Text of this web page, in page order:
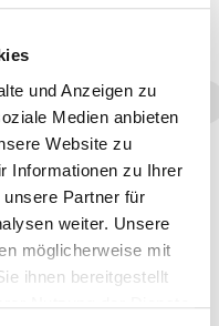
und Anzeigen zu
Medien anbieten
Website zu
Informationen zu Ihrer
Partner für
weiter. Unsere
möglicherweise mit
ihnen bereitgestellt
8D67 - Pastello